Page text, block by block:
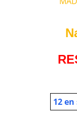
12